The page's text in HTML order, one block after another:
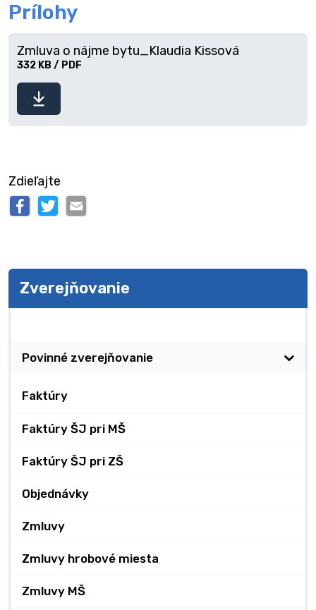
Prílohy
Stiahnuť
súbor
Zmluva o nájme bytu_Klaudia Kissová
332 KB / PDF
Zdieľajte
Zverejňovanie
Povinné zverejňovanie
Faktúry
Faktúry ŠJ pri MŠ
Faktúry ŠJ pri ZŠ
Objednávky
Zmluvy
Zmluvy hrobové miesta
Zmluvy MŠ